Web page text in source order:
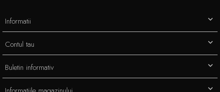
Informatii
Contul tau
Buletin informativ